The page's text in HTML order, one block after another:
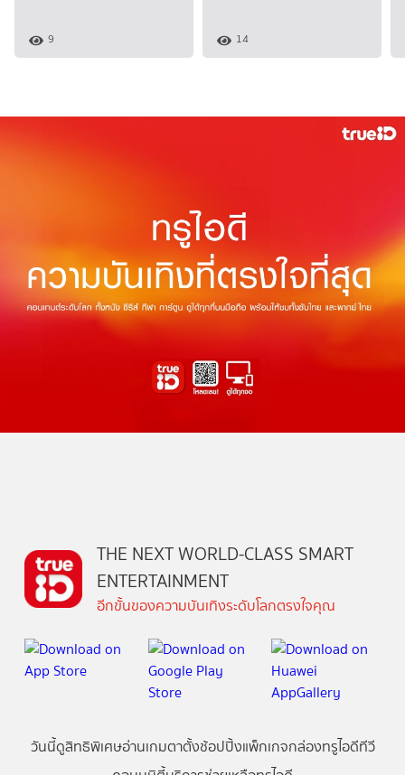
9 14
THE NEXT WORLD-CLASS SMART
ENTERTAINMENT
อีกขั้นของความบันเทิงระดับโลกตรงใจคุณ
วันนี้ดูสิทธิพิเศษอ่านเกมตาตั้งช้อปปิ้งแพ็กเกจกล่องทรูไอดีทีวี